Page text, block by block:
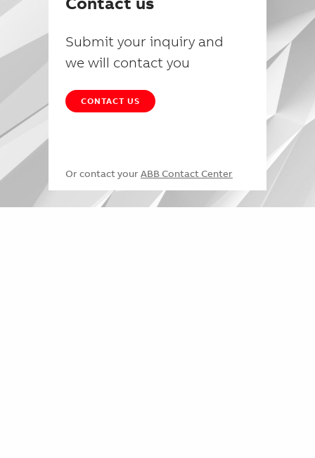
Submit your inquiry and
we will contact you
CONTACT US
Or contact your ABB Contact Center